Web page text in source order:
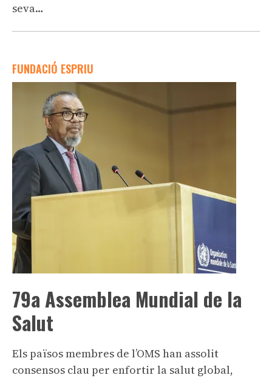
seva…
FUNDACIÓ ESPRIU
79a Assemblea Mundial de la
Salut
Els països membres de l’OMS han assolit
consensos clau per enfortir la salut global,